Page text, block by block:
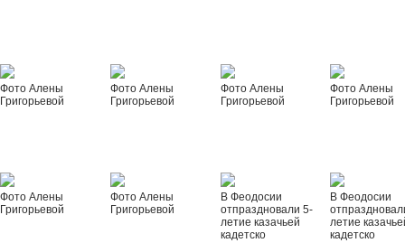
Фото Алены
Григорьевой
Фото Алены
Григорьевой
Фото Алены
Григорьевой
Фото Алены
Григорьевой
Фото Алены
Григорьевой
Фото Алены
Григорьевой
В Феодосии
отпраздновали 5-
летие казачьей
кадетско
В Феодосии
летие
кадетско